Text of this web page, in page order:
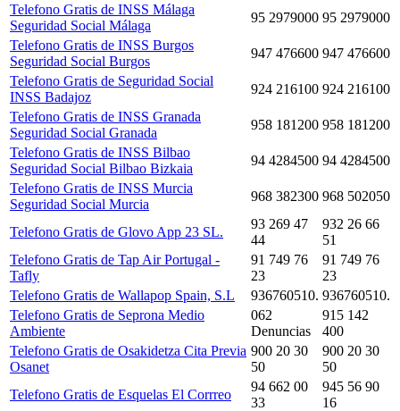
Telefono Gratis de INSS Málaga
Seguridad Social Málaga
95 2979000 95 2979000
Telefono Gratis de INSS Burgos
Seguridad Social Burgos
947 476600 947 476600
Telefono Gratis de Seguridad Social
INSS Badajoz
924 216100 924 216100
Telefono Gratis de INSS Granada
Seguridad Social Granada
958 181200 958 181200
Telefono Gratis de INSS Bilbao
Seguridad Social Bilbao Bizkaia
94 4284500 94 4284500
Telefono Gratis de INSS Murcia
Seguridad Social Murcia
968 382300 968 502050
Telefono Gratis de Glovo App 23 SL.
93 269 47
44
932 26 66
51
Telefono Gratis de Tap Air Portugal -
Tafly
91 749 76
23
91 749 76
23
Telefono Gratis de Wallapop Spain, S.L
936760510. 936760510.
Telefono Gratis de Seprona Medio
Ambiente
062
Denuncias
915 142
400
Telefono Gratis de Osakidetza Cita Previa
Osanet
900 20 30
50
900 20 30
50
Telefono Gratis de Esquelas El Corrreo
94 662 00
33
945 56 90
16